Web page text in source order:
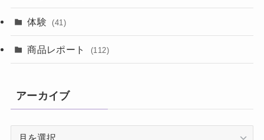
体験 (41)
商品レポート (112)
アーカイブ